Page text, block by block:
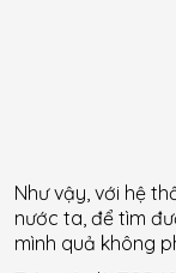
Như vậy, với hệ
nước ta, để tìm
mình quả không